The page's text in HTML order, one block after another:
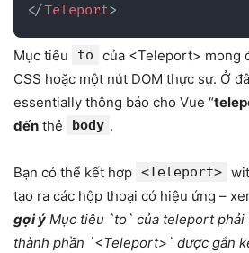
</Teleport>
Mục tiêu to
của <Teleport> mong
CSS hoặc một nút DOM thực sự. Ở
essentially thông báo cho Vue “
đến thẻ body .
Bạn có thể kết hợp <Teleport>
tạo ra các hộp thoại có hiệu ứng –
gợi ý Mục tiêu `to` của teleport phải
thành phần `<Teleport>` được gắn